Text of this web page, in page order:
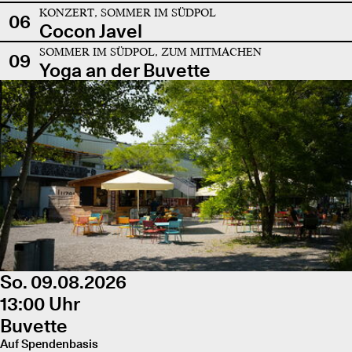
06 KONZERT, SOMMER IM SÜDPOL
Cocon Javel
09
SOMMER IM SÜDPOL, ZUM MITMACHEN
Yoga an der Buvette
So. 09.08.2026
13:00 Uhr
Buvette
Auf Spendenbasis